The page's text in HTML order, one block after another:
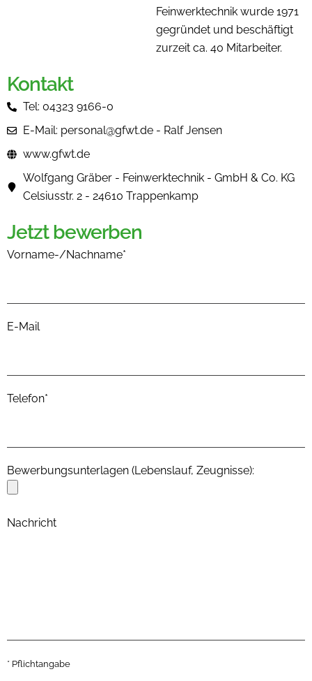
Feinwerktechnik wurde 1971
gegründet und beschäftigt
zurzeit ca. 40 Mitarbeiter.
Kontakt
Tel: 04323 9166-0
E-Mail: personal@gfwt.de - Ralf Jensen
www.gfwt.de
Wolfgang Gräber - Feinwerktechnik - GmbH & Co. KG
Celsiusstr. 2 - 24610 Trappenkamp
Jetzt bewerben
Vorname-/Nachname*
E-Mail
Telefon*
Bewerbungsunterlagen (Lebenslauf, Zeugnisse):
Nachricht
* Pflichtangabe